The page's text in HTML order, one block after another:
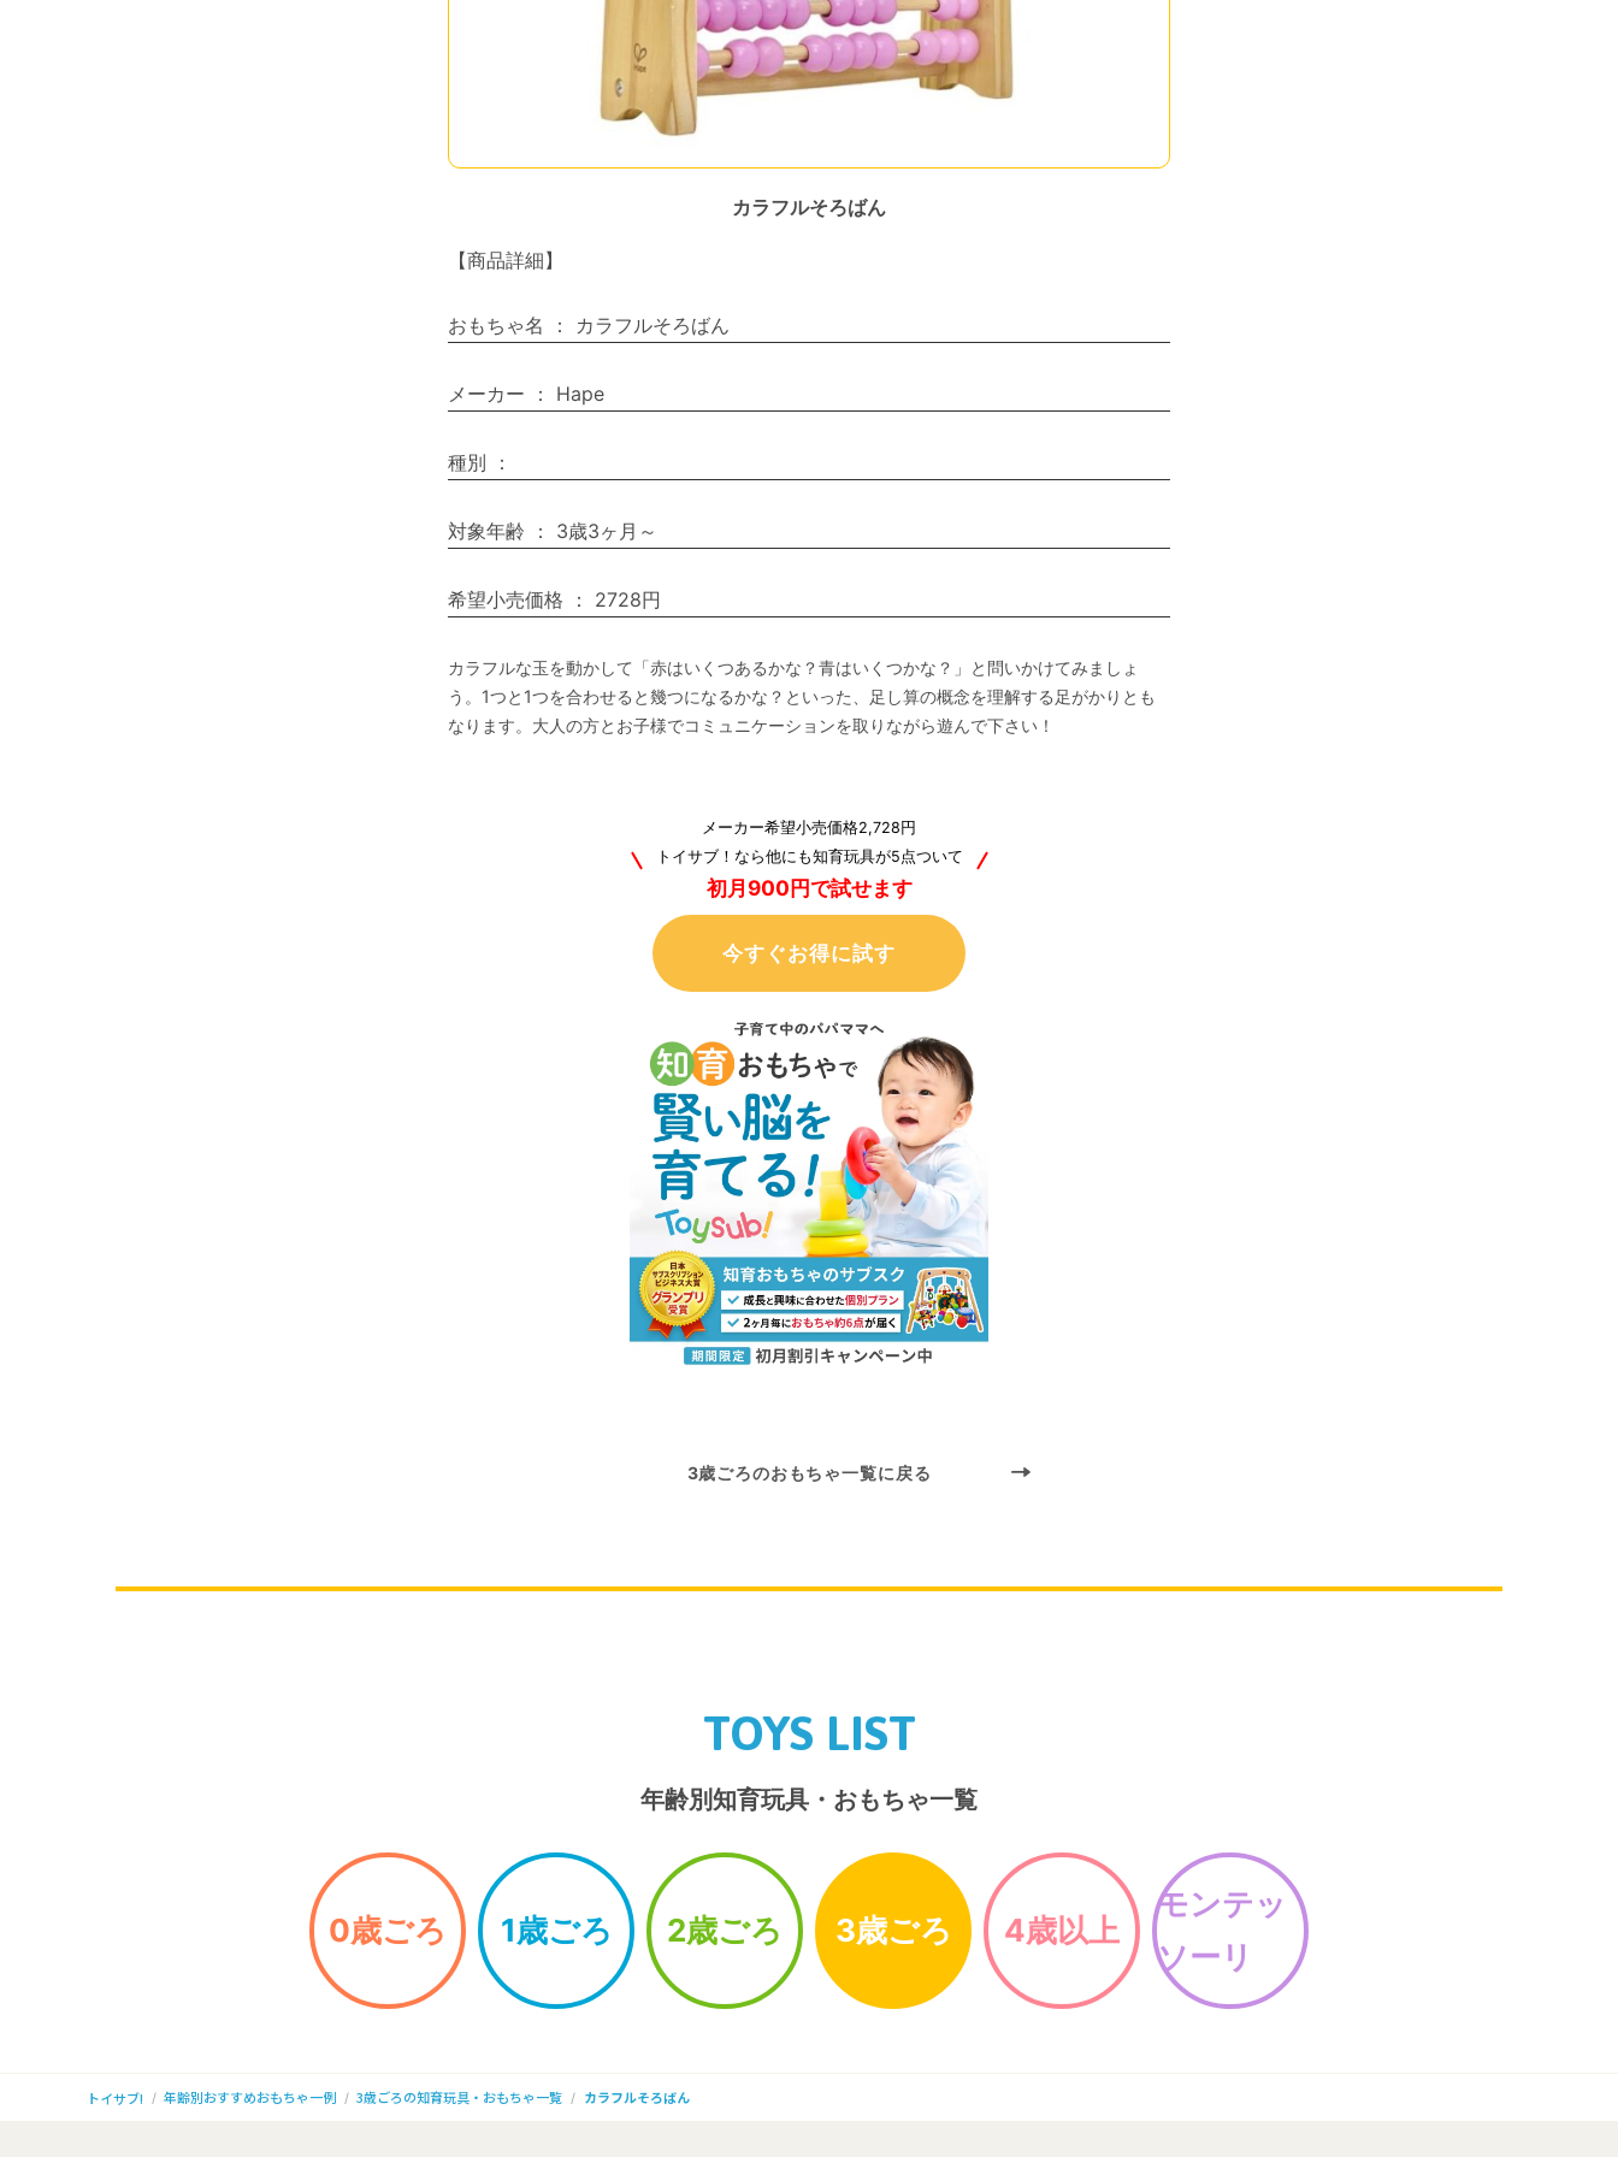
カラフルそろばん
【商品詳細】
おもちゃ名 ： カラフルそろばん
メーカー ： Hape
種別 ：
対象年齢 ： 3歳3ヶ月～
希望小売価格 ： 2728円
カラフルな玉を動かして「赤はいくつあるかな？青はいくつかな？」と問いかけてみましょ
う。1つと1つを合わせると幾つになるかな？といった、足し算の概念を理解する足がかりとも
なります。大人の方とお子様でコミュニケーションを取りながら遊んで下さい！
メーカー希望小売価格2,728円
トイサブ！なら他にも知育玩具が5点ついて
初月900円で試せます
今すぐお得に試す
3歳ごろのおもちゃ一覧に戻る
TOYS LIST
年齢別知育玩具・おもちゃ一覧
0歳ごろ 1歳ごろ 2歳ごろ 3歳ごろ 4歳以上
モンテッ
ソーリ
トイサブ! 年齢別おすすめおもちゃ一例 3歳ごろの知育玩具・おもちゃ一覧 カラフルそろばん